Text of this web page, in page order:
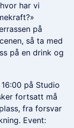
har vi
på
så ta med
på en drink og
på Studio
fortsatt må
fra forsvar
Event: